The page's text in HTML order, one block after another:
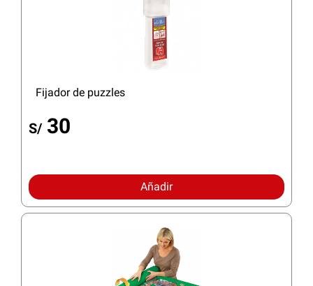
Fijador de puzzles
S/ 30
Añadir